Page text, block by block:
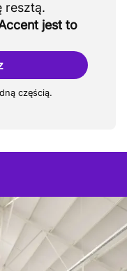
jest to
częścią.